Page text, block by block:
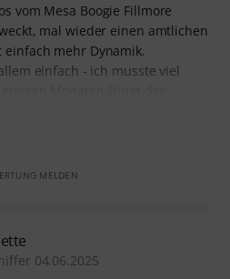
vom Mesa Boogie Fillmore
mal wieder einen amtlichen
einfach mehr Dynamik.
einfach - ich musste viel
MELDEN
04.06.2025